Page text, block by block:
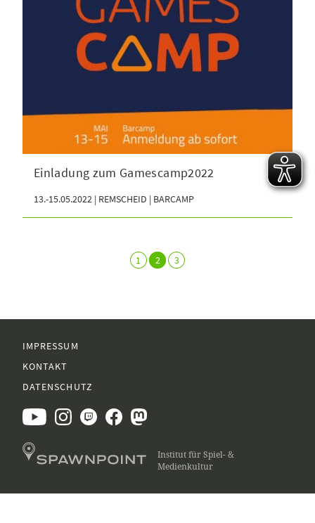
Einladung zum Gamescamp2022
13.-15.05.2022 | REMSCHEID | BARCAMP
1 2 3
IMPRESSUM
KONTAKT
DATENSCHUTZ
Institut für Spiel- &
Medienkultur